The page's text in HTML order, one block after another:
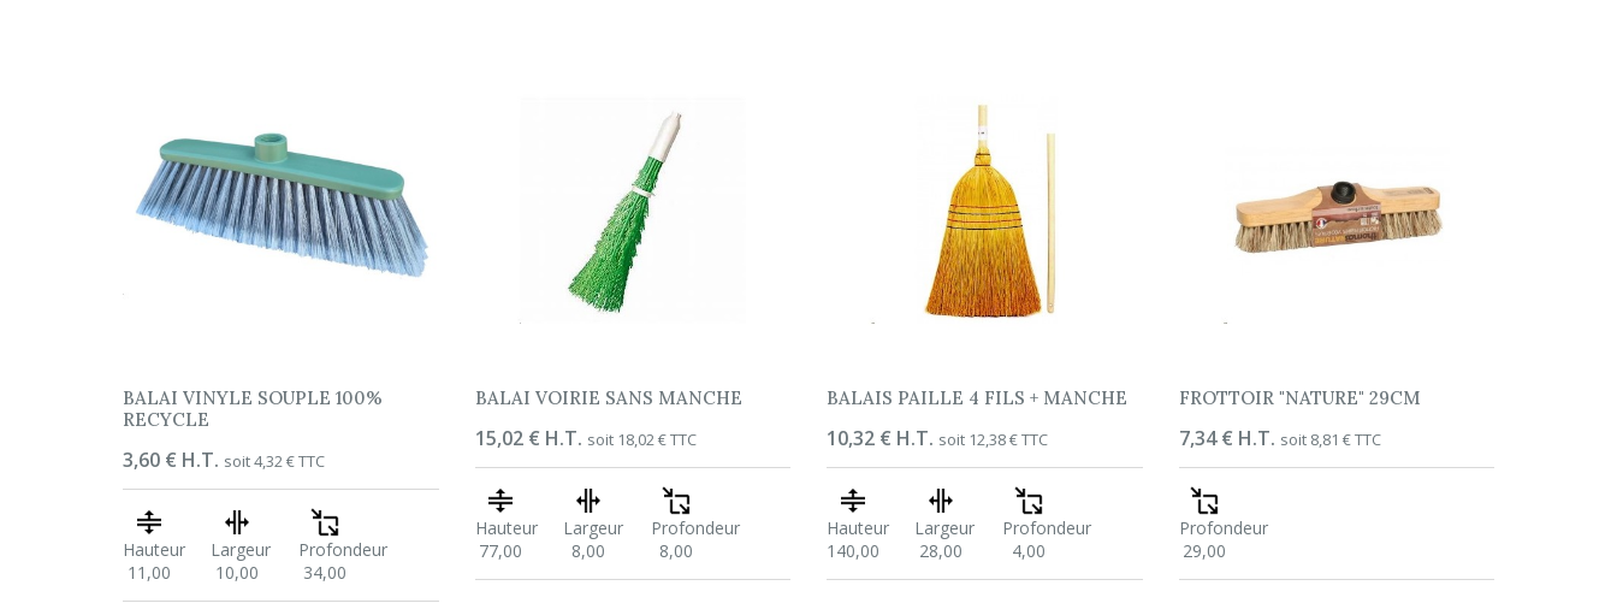
BALAI VINYLE SOUPLE 100%
RECYCLE
Prix
3,60 € H.T. soit 4,32 € TTC
Hauteur
11,00
Largeur
10,00
Profondeur
34,00
BALAI VOIRIE SANS MANCHE
Prix
15,02 € H.T. soit 18,02 € TTC
Hauteur
77,00
Largeur
8,00
Profondeur
8,00
BALAIS PAILLE 4 FILS + MANCHE
Prix
10,32 € H.T. soit 12,38 € TTC
Hauteur
140,00
Largeur
28,00
Profondeur
4,00
FROTTOIR "NATURE" 29CM
Prix
7,34 € H.T. soit 8,81 € TTC
Profondeur
29,00